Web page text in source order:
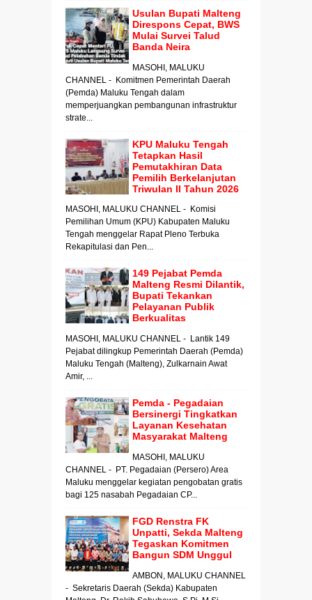
Usulan Bupati Malteng
Direspons Cepat, BWS
Mulai Survei Talud
Banda Neira
MASOHI, MALUKU
CHANNEL - Komitmen Pemerintah Daerah
(Pemda) Maluku Tengah dalam
memperjuangkan pembangunan infrastruktur
strate...
KPU Maluku Tengah
Tetapkan Hasil
Pemutakhiran Data
Pemilih Berkelanjutan
Triwulan II Tahun 2026
MASOHI, MALUKU CHANNEL - Komisi
Pemilihan Umum (KPU) Kabupaten Maluku
Tengah menggelar Rapat Pleno Terbuka
Rekapitulasi dan Pen...
149 Pejabat Pemda
Malteng Resmi Dilantik,
Bupati Tekankan
Pelayanan Publik
Berkualitas
MASOHI, MALUKU CHANNEL - Lantik 149
Pejabat dilingkup Pemerintah Daerah (Pemda)
Maluku Tengah (Malteng), Zulkarnain Awat
Amir, ...
Pemda - Pegadaian
Bersinergi Tingkatkan
Layanan Kesehatan
Masyarakat Malteng
MASOHI, MALUKU
CHANNEL - PT. Pegadaian (Persero) Area
Maluku menggelar kegiatan pengobatan gratis
bagi 125 nasabah Pegadaian CP...
FGD Renstra FK
Unpatti, Sekda Malteng
Tegaskan Komitmen
Bangun SDM Unggul
AMBON, MALUKU CHANNEL
- Sekretaris Daerah (Sekda) Kabupaten